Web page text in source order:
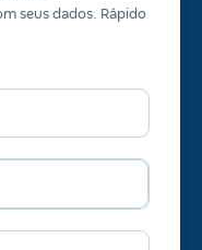
seus dados. Rápido